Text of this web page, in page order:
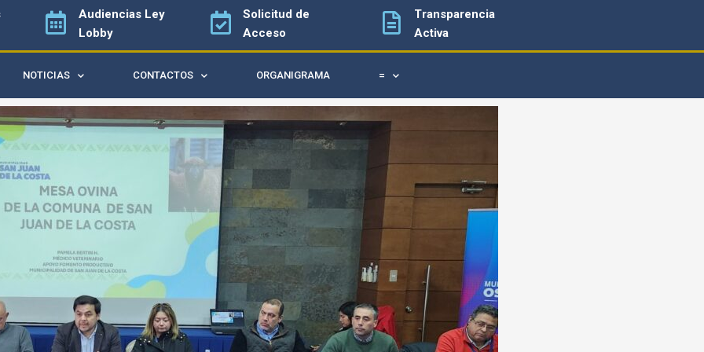
Audiencias Ley
Lobby
Solicitud de
Acceso
Transparencia
Activa
NOTICIAS CONTACTOS ORGANIGRAMA =